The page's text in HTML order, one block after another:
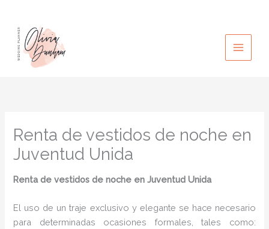
contenido
Renta de vestidos de noche en
Juventud Unida
Renta de vestidos de noche en Juventud Unida
El uso de un traje exclusivo y elegante se hace necesario
para determinadas ocasiones formales, tales como: